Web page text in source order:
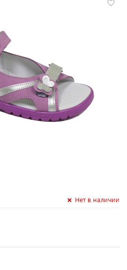
Нет в наличии